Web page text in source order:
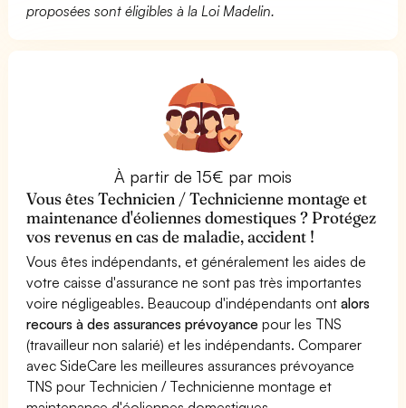
proposées sont éligibles à la Loi Madelin.
À partir de 15€ par mois
Vous êtes Technicien / Technicienne montage et
maintenance d'éoliennes domestiques ? Protégez
vos revenus en cas de maladie, accident !
Vous êtes indépendants, et généralement les aides de
votre caisse d'assurance ne sont pas très importantes
voire négligeables. Beaucoup d'indépendants ontalors
recours à des assurances prévoyance pour les TNS
(travailleur non salarié) et les indépendants. Comparer
avec SideCare les meilleures assurances prévoyance
TNS pour Technicien / Technicienne montage et